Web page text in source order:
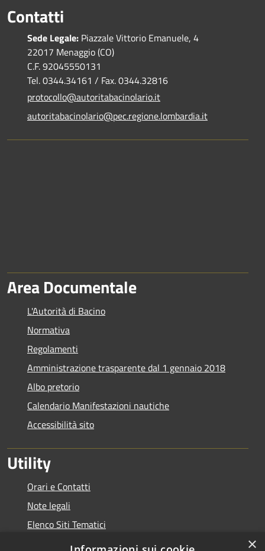
Contatti
Sede Legale: Piazzale Vittorio Emanuele, 4
22017 Menaggio (CO)
C.F. 92045550131
Tel. 0344.34161 / Fax. 0344.32816
protocollo@autoritabacinolario.it
autoritabacinolario@pec.regione.lombardia.it
Area Documentale
L'Autorità di Bacino
Normativa
Regolamenti
Amministrazione trasparente dal 1 gennaio 2018
Albo pretorio
Calendario Manifestazioni nautiche
Accessibilità sito
Utility
Orari e Contatti
Note legali
Elenco Siti Tematici
×